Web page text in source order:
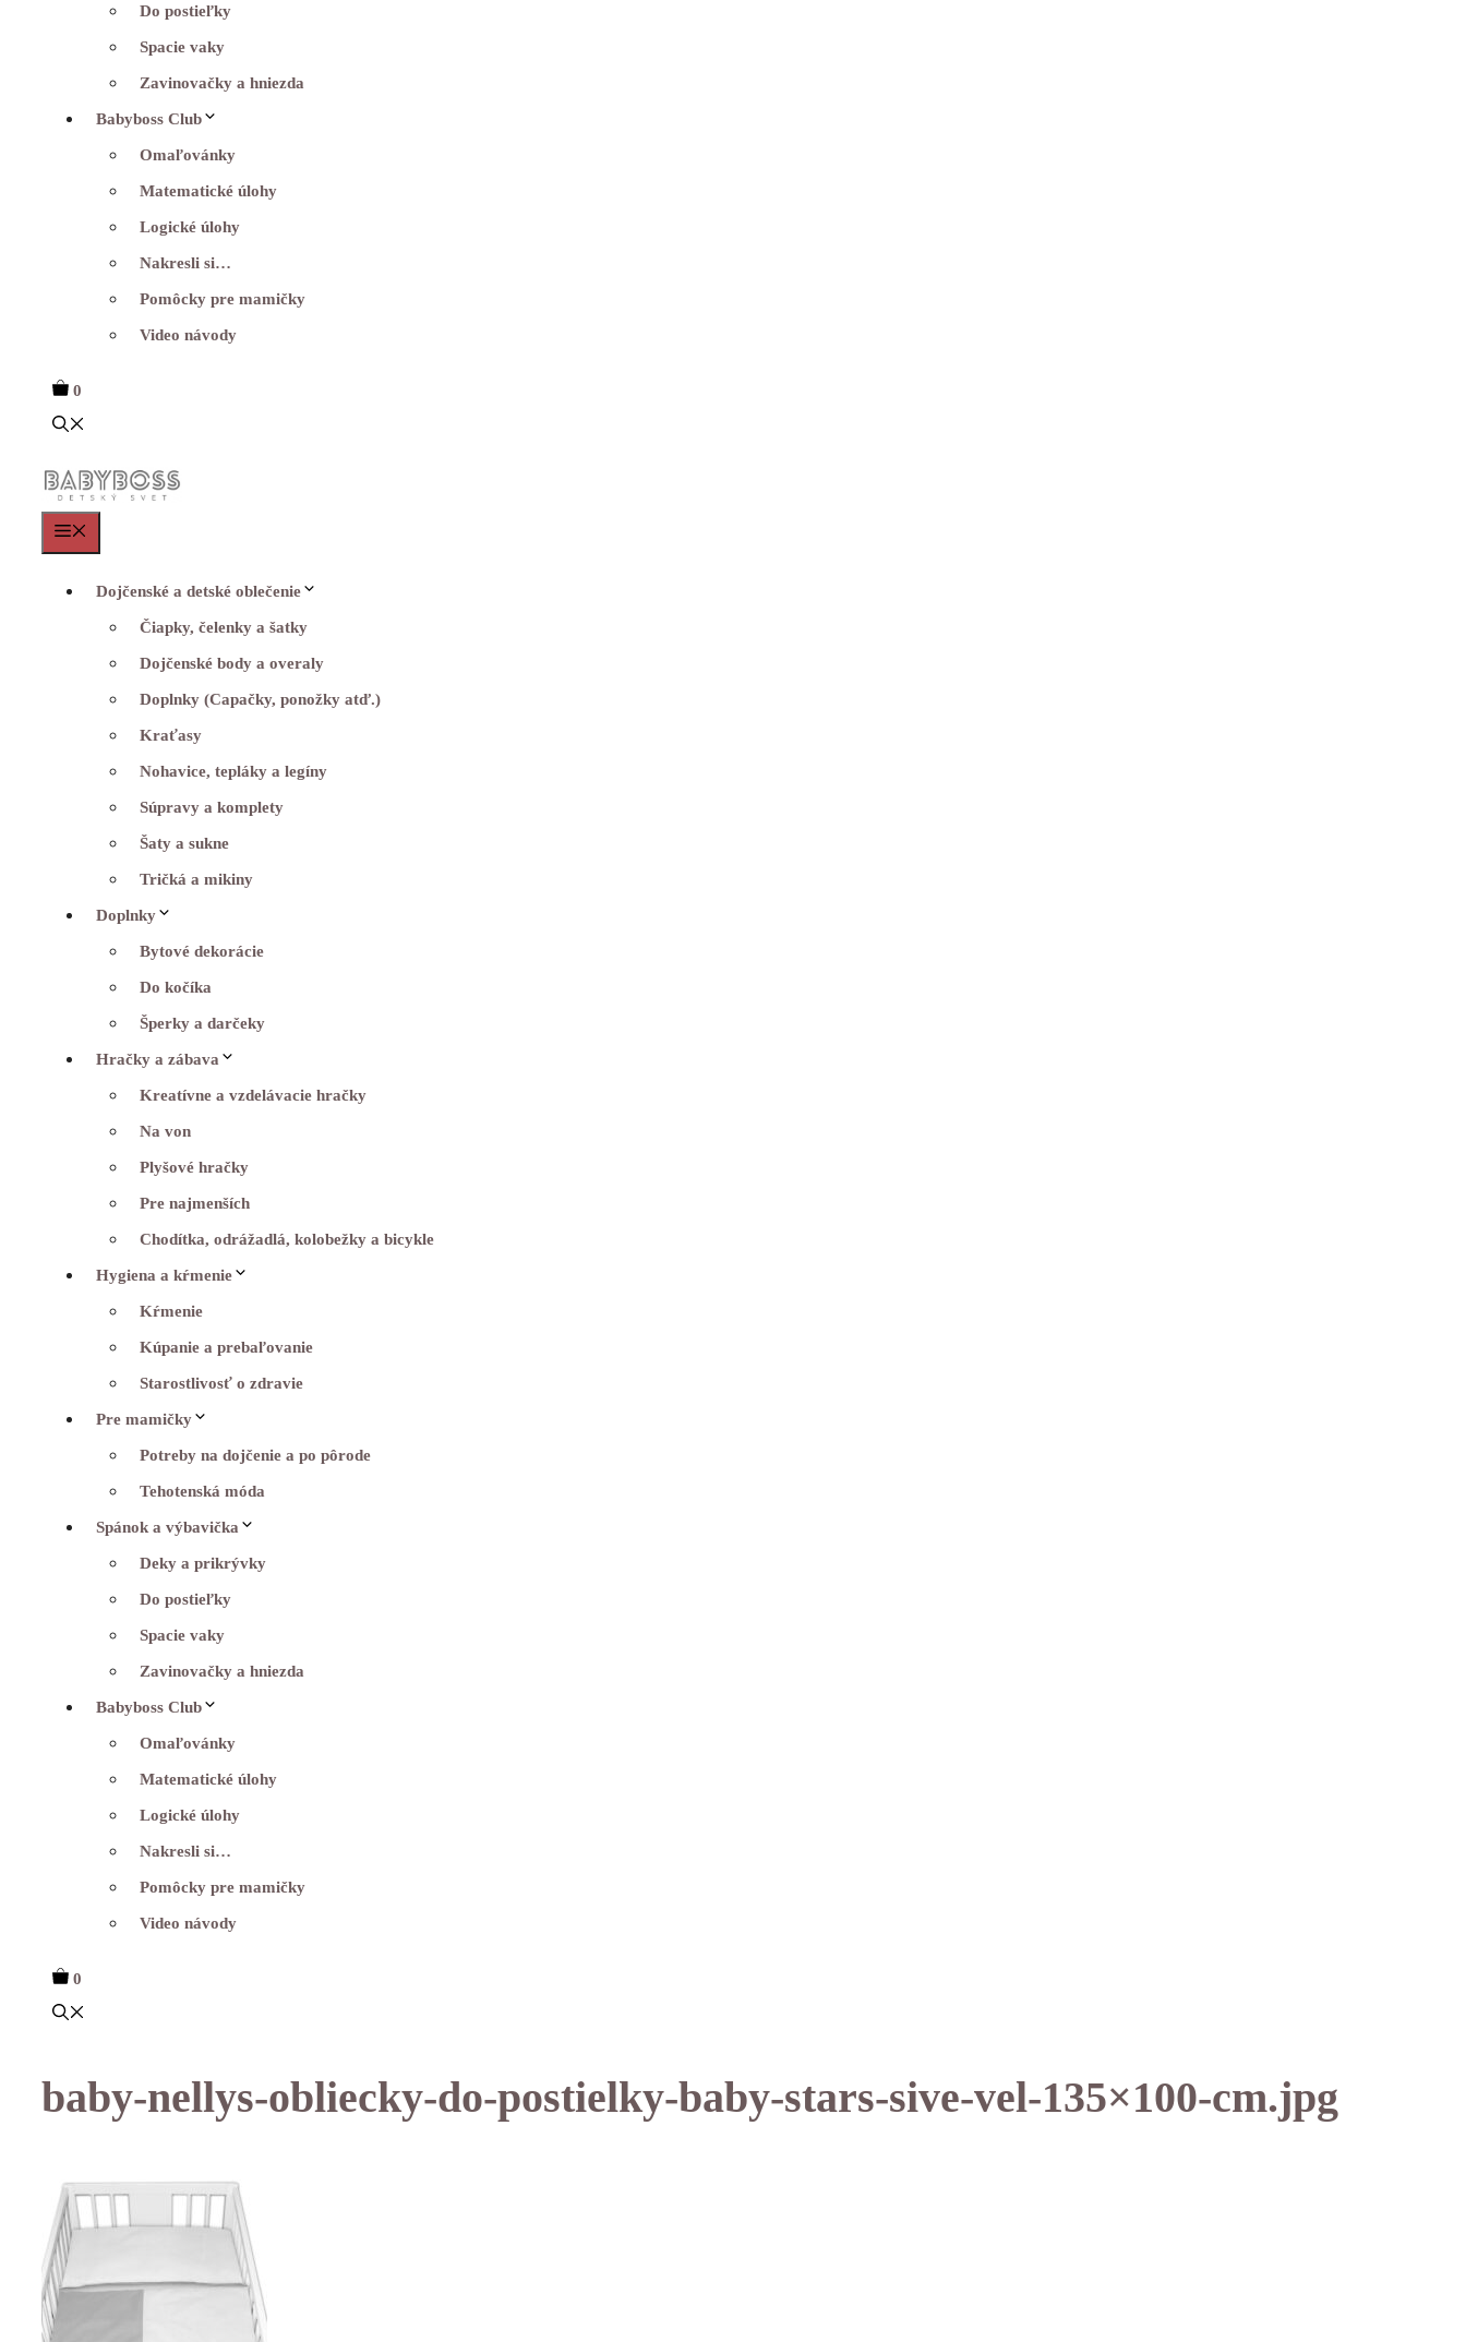
Do postieľky
Spacie vaky
Zavinovačky a hniezda
Babyboss Club
Omaľovánky
Matematické úlohy
Logické úlohy
Nakresli si…
Pomôcky pre mamičky
Video návody
0
Dojčenské a detské oblečenie
Čiapky, čelenky a šatky
Dojčenské body a overaly
Doplnky (Capačky, ponožky atď.)
Kraťasy
Nohavice, tepláky a legíny
Súpravy a komplety
Šaty a sukne
Tričká a mikiny
Doplnky
Bytové dekorácie
Do kočíka
Šperky a darčeky
Hračky a zábava
Kreatívne a vzdelávacie hračky
Na von
Plyšové hračky
Pre najmenších
Chodítka, odrážadlá, kolobežky a bicykle
Hygiena a kŕmenie
Kŕmenie
Kúpanie a prebaľovanie
Starostlivosť o zdravie
Pre mamičky
Potreby na dojčenie a po pôrode
Tehotenská móda
Spánok a výbavička
Deky a prikrývky
Do postieľky
Spacie vaky
Zavinovačky a hniezda
Babyboss Club
Omaľovánky
Matematické úlohy
Logické úlohy
Nakresli si…
Pomôcky pre mamičky
Video návody
0
baby-nellys-obliecky-do-postielky-baby-stars-sive-vel-135×100-cm.jpg